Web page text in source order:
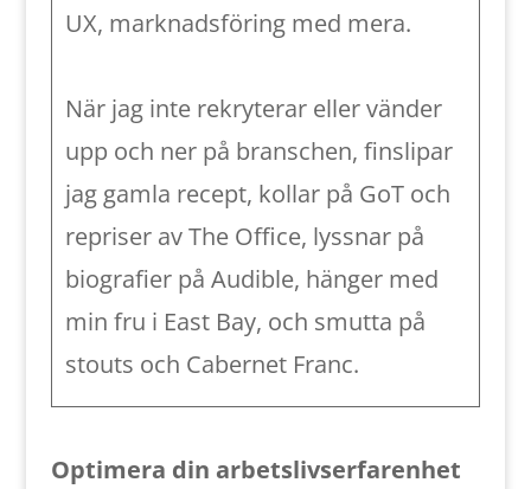
UX, marknadsföring med mera.
När jag inte rekryterar eller vänder
upp och ner på branschen, finslipar
jag gamla recept, kollar på GoT och
repriser av The Office, lyssnar på
biografier på Audible, hänger med
min fru i East Bay, och smutta på
stouts och Cabernet Franc.
Optimera din arbetslivserfarenhet